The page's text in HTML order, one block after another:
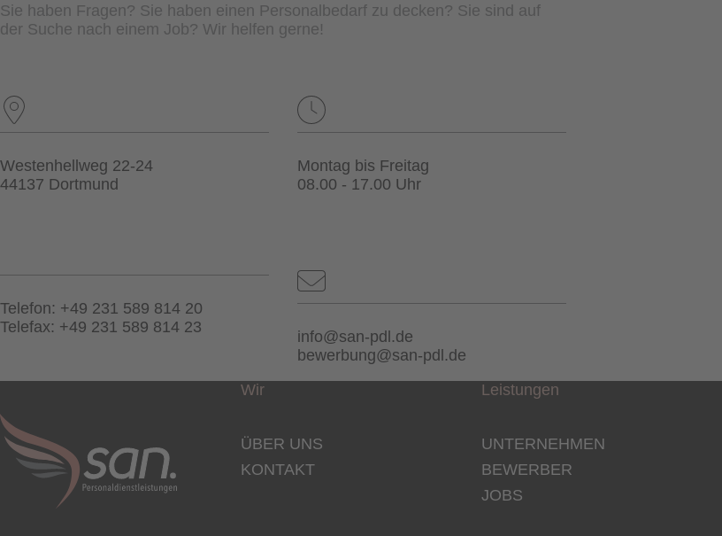
Sie haben Fragen? Sie haben einen Personalbedarf zu decken? Sie sind auf
der Suche nach einem Job? Wir helfen gerne!
Westenhellweg 22-24
44137 Dortmund
Montag bis Freitag
08.00 - 17.00 Uhr
Telefon: +49 231 589 814 20
Telefax: +49 231 589 814 23
info@san-pdl.de
bewerbung@san-pdl.de
Wir
ÜBER UNS
KONTAKT
Leistungen
UNTERNEHMEN
BEWERBER
JOBS